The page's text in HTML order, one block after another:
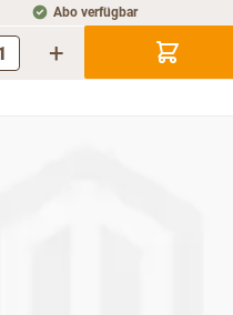
Abo verfügbar
+